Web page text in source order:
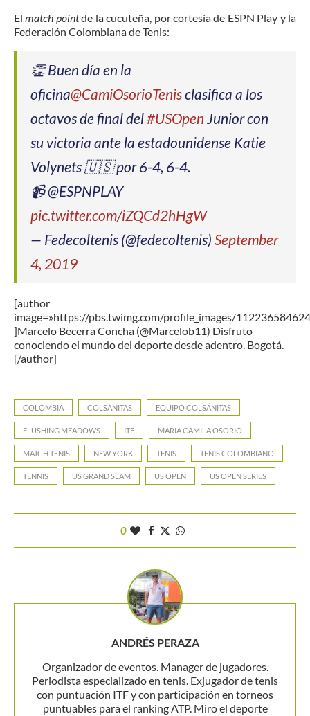
El match pointde la cucuteña, por cortesía de ESPN Play y la
Federación Colombiana de Tenis:
👏 Buen día en la
oficina@CamiOsorioTenisclasifica a los
octavos de final del#USOpen Junior con
su victoria ante la estadounidense Katie
Volynets 🇺🇸 por 6-4, 6-4.
📹 @ESPNPLAY
pic.twitter.com/iZQCd2hHgW
— Fedecoltenis (@fedecoltenis) September
4, 2019
[author
image=»https://pbs.twimg.com/profile_images/
]Marcelo Becerra Concha (@Marcelob11) Disfruto
conociendo el mundo del deporte desde adentro. Bogotá.
[/author]
COLOMBIA COLSANITAS EQUIPO COLSÁNITAS
FLUSHING MEADOWS ITF MARIA CAMILA OSORIO
MATCH TENIS NEW YORK TENIS TENIS COLOMBIANO
TENNIS US GRAND SLAM US OPEN US OPEN SERIES
0
ANDRÉS PERAZA
Organizador de eventos. Manager de jugadores.
Periodista especializado en tenis. Exjugador de tenis
con puntuación ITF y con participación en torneos
puntuables para el ranking ATP. Miro el deporte